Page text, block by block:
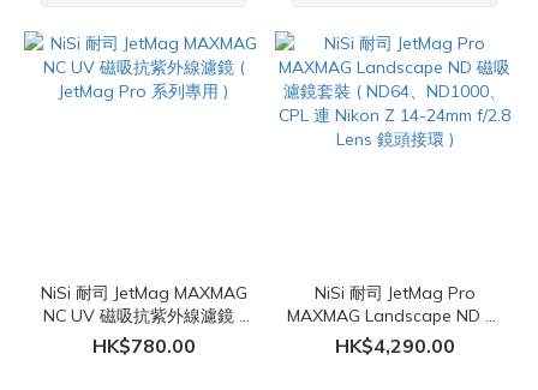
NiSi 耐司 JetMag MAXMAG
NC UV 磁吸抗紫外線濾鏡 (
JetMag Pro 系列專用 )
HK$780.00
NiSi 耐司 JetMag Pro
MAXMAG Landscape ND 磁
吸濾鏡套裝 ( ND64、
ND1000、CPL 連 Nikon Z
HK$4,290.00